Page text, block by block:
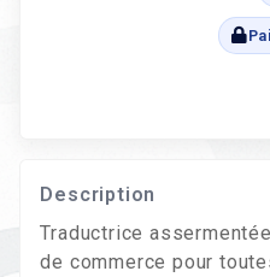
Description
Traductrice
de commerce pour